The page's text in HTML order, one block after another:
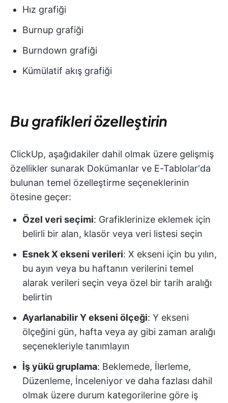
Hız grafiği
Burnup grafiği
Burndown grafiği
Kümülatif akış grafiği
Bu grafikleri özelleştirin
ClickUp, aşağıdakiler dahil olmak üzere gelişmiş
özellikler sunarak Dokümanlar ve E-Tablolar'da
bulunan temel özelleştirme seçeneklerinin
ötesine geçer:
Özel veri seçimi: Grafiklerinize eklemek için
belirli bir alan, klasör veya veri listesi seçin
Esnek X ekseni verileri: X ekseni için bu yılın,
bu ayın veya bu haftanın verilerini temel
alarak verileri seçin veya özel bir tarih aralığı
belirtin
Ayarlanabilir Y ekseni ölçeği: Y ekseni
ölçeğini gün, hafta veya ay gibi zaman aralığı
seçenekleriyle tanımlayın
İş yükü gruplama: Beklemede, İlerleme,
Düzenleme, İnceleniyor ve daha fazlası dahil
olmak üzere durum kategorilerine göre iş